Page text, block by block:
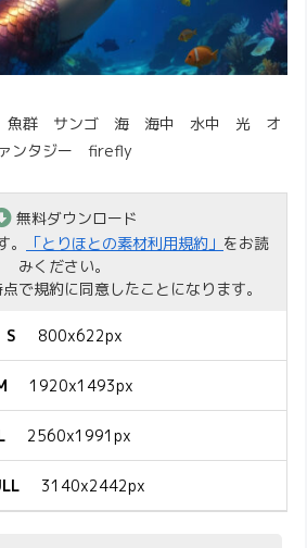
魚群 サンゴ 海 海中 水中 光 オ
ンタジー firefly
無料ダウンロード
「とりほとの素材利用規約」 をお読
みください。
で規約に同意したことになります。
S 800x622px
1920x1493px
2560x1991px
3140x2442px